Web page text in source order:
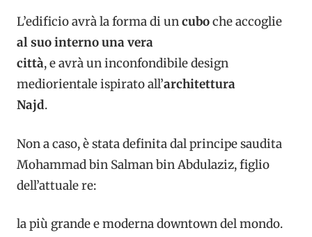
L’edificio avrà la forma di uncuboche accoglie
al suo interno una vera
città, e avrà un inconfondibile design
mediorientale ispirato all’architettura
Najd.
Non a caso, è stata definitadal principe saudita
Mohammad bin Salman bin Abdulaziz, figlio
dell’attuale re:
la più grande e moderna downtown del mondo.